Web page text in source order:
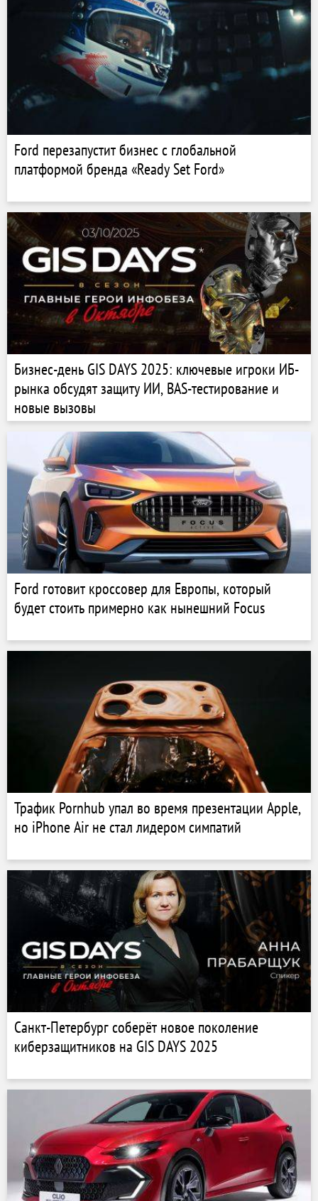
Ford перезапустит бизнес с глобальной
платформой бренда «Ready Set Ford»
Бизнес-день GIS DAYS 2025: ключевые игроки ИБ-
рынка обсудят защиту ИИ, BAS-тестирование и
новые вызовы
Ford готовит кроссовер для Европы, который
будет стоить примерно как нынешний Focus
Трафик Pornhub упал во время презентации Apple,
но iPhone Air не стал лидером симпатий
Санкт-Петербург соберёт новое поколение
киберзащитников на GIS DAYS 2025